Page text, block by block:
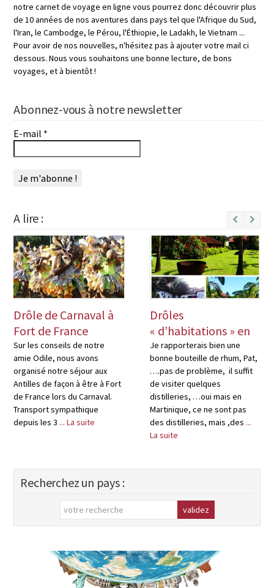
notre carnet de voyage en ligne vous pourrez donc découvrir plus
de 10 années de nos aventures dans pays tel que l'Afrique du Sud,
l'Iran, le Cambodge, le Pérou, l'Éthiopie, le Ladakh, le Vietnam ...
Pour avoir de nos nouvelles, n'hésitez pas à ajouter votre mail ci
dessous. Nous vous souhaitons une bonne lecture, de bons
voyages, et à bientôt !
Abonnez-vous à notre newsletter
E-mail *
A lire :
Drôle de Carnaval à
Fort de France
Sur les conseils de notre
amie Odile, nous avons
organisé notre séjour aux
Antilles de façon à être à Fort
de France lors du Carnaval.
Transport sympathique
depuis les 3 ... La suite
Drôles
« d’habitations » en
Martinique
Je rapporterais bien une
bonne bouteille de rhum, Pat,
….pas de problème, il suffit
de visiter quelques
distilleries, …oui mais en
Martinique, ce ne sont pas
des distilleries, mais ,des ...
La suite
Next
Recherchez un pays :